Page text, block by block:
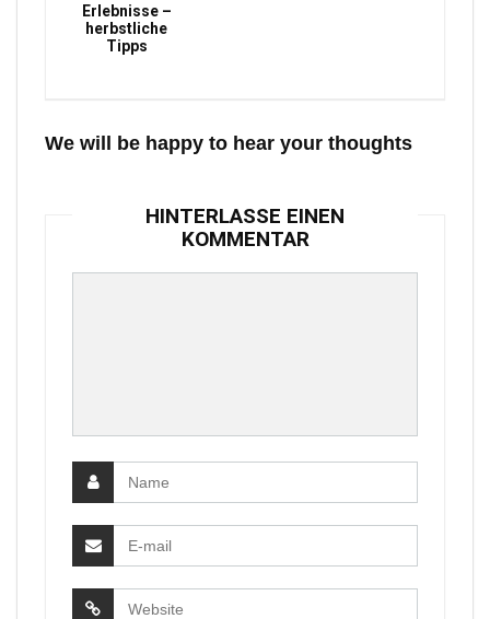
Erlebnisse –
herbstliche
Tipps
We will be happy to hear your thoughts
HINTERLASSE EINEN
KOMMENTAR